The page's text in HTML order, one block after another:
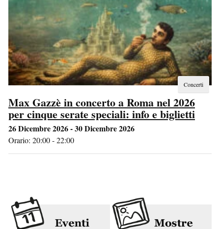
Concerti
Max Gazzè in concerto a Roma nel 2026
per cinque serate speciali: info e biglietti
26 Dicembre 2026 - 30 Dicembre 2026
Orario: 20:00 - 22:00